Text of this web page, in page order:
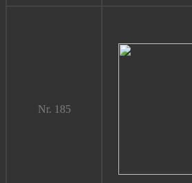
Nr. 185